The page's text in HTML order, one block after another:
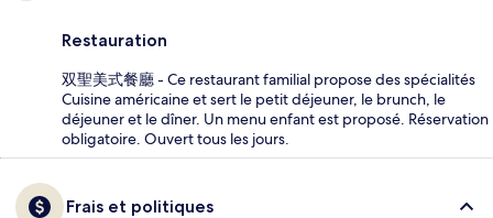
Restauration
双聖美式餐廳 - Ce restaurant familial propose des spécialités
Cuisine américaine et sert le petit déjeuner, le brunch, le
déjeuner et le dîner. Un menu enfant est proposé. Réservation
obligatoire. Ouvert tous les jours.
Frais et politiques